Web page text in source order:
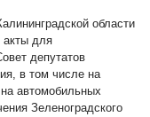
области
акты для
депутатов
в том числе на
автомобильных
Зеленоградского